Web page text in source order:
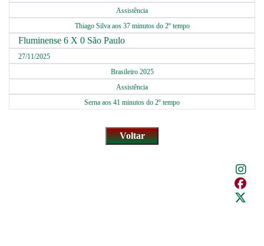
Assistência
Thiago Silva aos 37 minutos do 2º tempo
Fluminense 6 X 0 São Paulo
27/11/2025
Brasileiro 2025
Assistência
Serna aos 41 minutos do 2º tempo